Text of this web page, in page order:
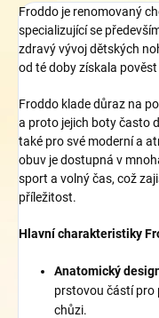
Froddo je renomovaný
specializující se
zdravý vývoj dětských
od té doby získala
Froddo klade důraz na
a proto jejich boty často
také pro své moderní a
obuv je dostupná v
sport a volný čas, což
příležitost.
Hlavní charakteristiky
Anatomický
prstovou částí pro
chůzi.